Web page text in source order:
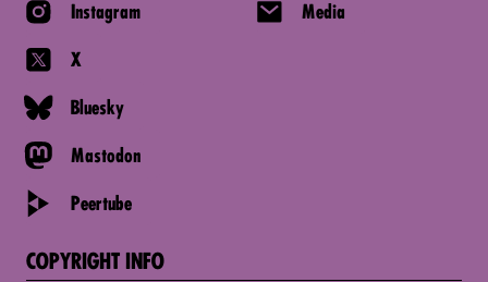
Instagram
X
Bluesky
Mastodon
Peertube
Media
COPYRIGHT INFO